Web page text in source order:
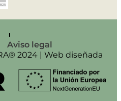
Aviso legal
2024 | Web diseñada